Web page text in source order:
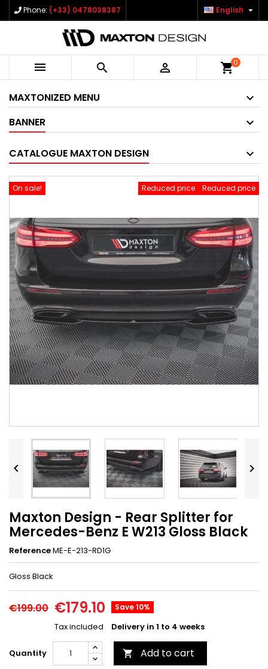
Phone: (+33) 0478038387 English 
   shopping_cart0
MAXTONIZED MENU
BANNER
CATALOGUE MAXTON DESIGN
On sale! Reduced price
Reduced price
 
Maxton Design - Rear Splitter for
Mercedes-Benz E W213 Gloss Black
ReferenceME-E-213-RD1G
Gloss Black
€199.00 €179.10 Save 10%
Tax included Delivery in 1 to 4 weeks
Quantity  Add to cart